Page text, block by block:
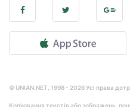
© UNIAN.NET, 1998 - 2026 Усі права
Копіювання текстів або зображень,